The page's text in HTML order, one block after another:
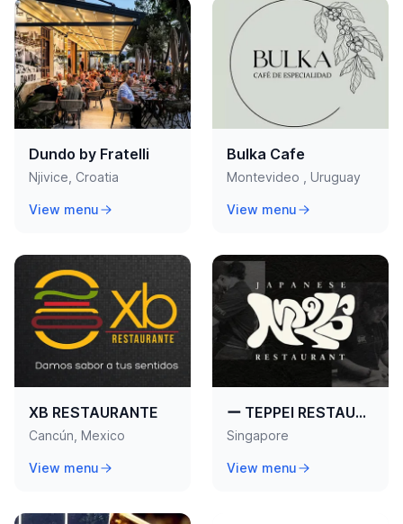
Dundo by Fratelli
Njivice, Croatia
View menu
Bulka Cafe
Montevideo , Uruguay
View menu
XB RESTAURANTE
Cancún, Mexico
View menu
ー TEPPEI RESTAURANT ー
Singapore
View menu